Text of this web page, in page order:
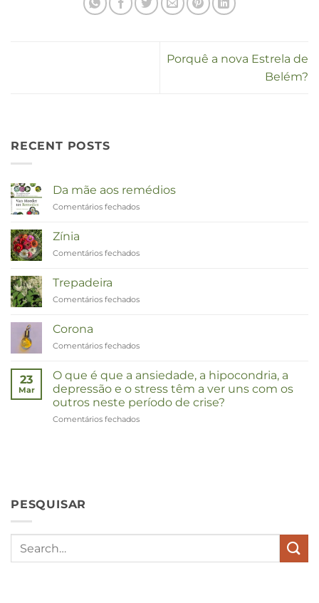
Porquê a nova Estrela de
Belém?
RECENT POSTS
Da mãe aos remédios
Comentários fechados
Zínia
Comentários fechados
Trepadeira
Comentários fechados
Corona
Comentários fechados
23
Mar
O que é que a ansiedade, a hipocondria, a
depressão e o stress têm a ver uns com os
outros neste período de crise?
Comentários fechados
in
PESQUISAR